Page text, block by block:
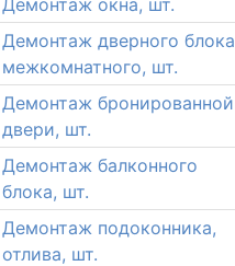
Демонтаж окна, шт.
Демонтаж дверного блока
межкомнатного, шт.
Демонтаж бронированной
двери, шт.
Демонтаж балконного
блока, шт.
Демонтаж подоконника,
отлива, шт.